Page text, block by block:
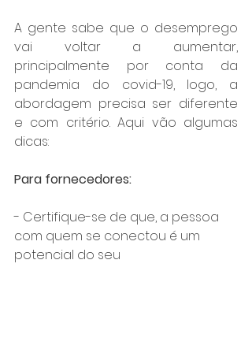
A gente sabe que o desemprego
vai voltar a aumentar,
principalmente por conta da
pandemia do covid-19, logo, a
abordagem precisa ser diferente
e com critério. Aqui vão algumas
dicas:
Para fornecedores:
- Certifique-se de que, a pessoa
com quem se conectou é um
potencial do seu